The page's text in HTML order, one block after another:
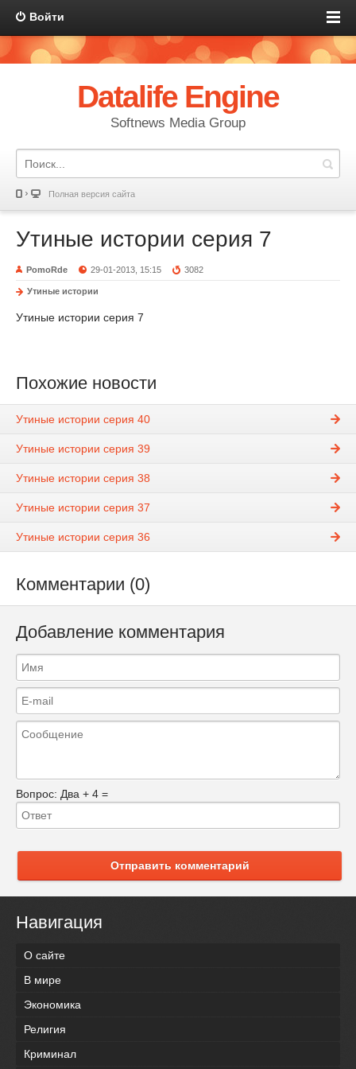
Войти
Datalife Engine
Softnews Media Group
Полная версия сайта
Утиные истории серия 7
PomoRde 29-01-2013, 15:15 3082
Утиные истории
Утиные истории серия 7
Похожие новости
Утиные истории серия 40
Утиные истории серия 39
Утиные истории серия 38
Утиные истории серия 37
Утиные истории серия 36
Комментарии (0)
Добавление комментария
Вопрос: Два + 4 =
Отправить комментарий
Навигация
О сайте
В мире
Экономика
Религия
Криминал